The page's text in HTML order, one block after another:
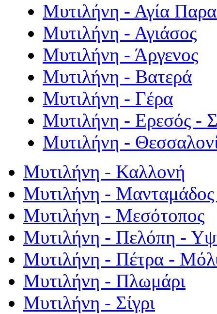
Μυτιλήνη - Αγία
Μυτιλήνη - Αγιάσος
Μυτιλήνη - Άργενος
Μυτιλήνη - Βατερά
Μυτιλήνη - Γέρα
Μυτιλήνη - Ερεσός -
Μυτιλήνη -
Μυτιλήνη - Καλλονή
Μυτιλήνη - Μανταμάδος
Μυτιλήνη - Μεσότοπος
Μυτιλήνη - Πελόπη -
Μυτιλήνη - Πέτρα -
Μυτιλήνη - Πλωμάρι
Μυτιλήνη - Σίγρι